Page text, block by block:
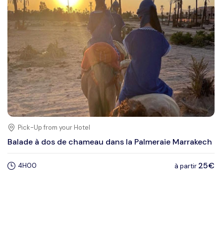
Pick-Up from your Hotel
Balade à dos de chameau dans la Palmeraie Marrakech
4H00 à partir 25€